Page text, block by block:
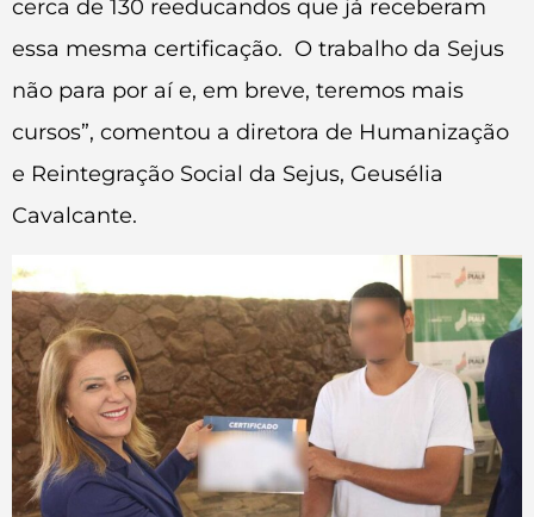
cerca de 130 reeducandos que já receberam
essa mesma certificação. O trabalho da Sejus
não para por aí e, em breve, teremos mais
cursos”, comentou a diretora de Humanização
e Reintegração Social da Sejus, Geusélia
Cavalcante.